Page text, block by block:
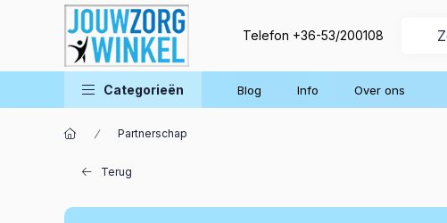
Telefon +36-53/200108
Categorieën Blog Info Over ons
Partnerschap
Terug